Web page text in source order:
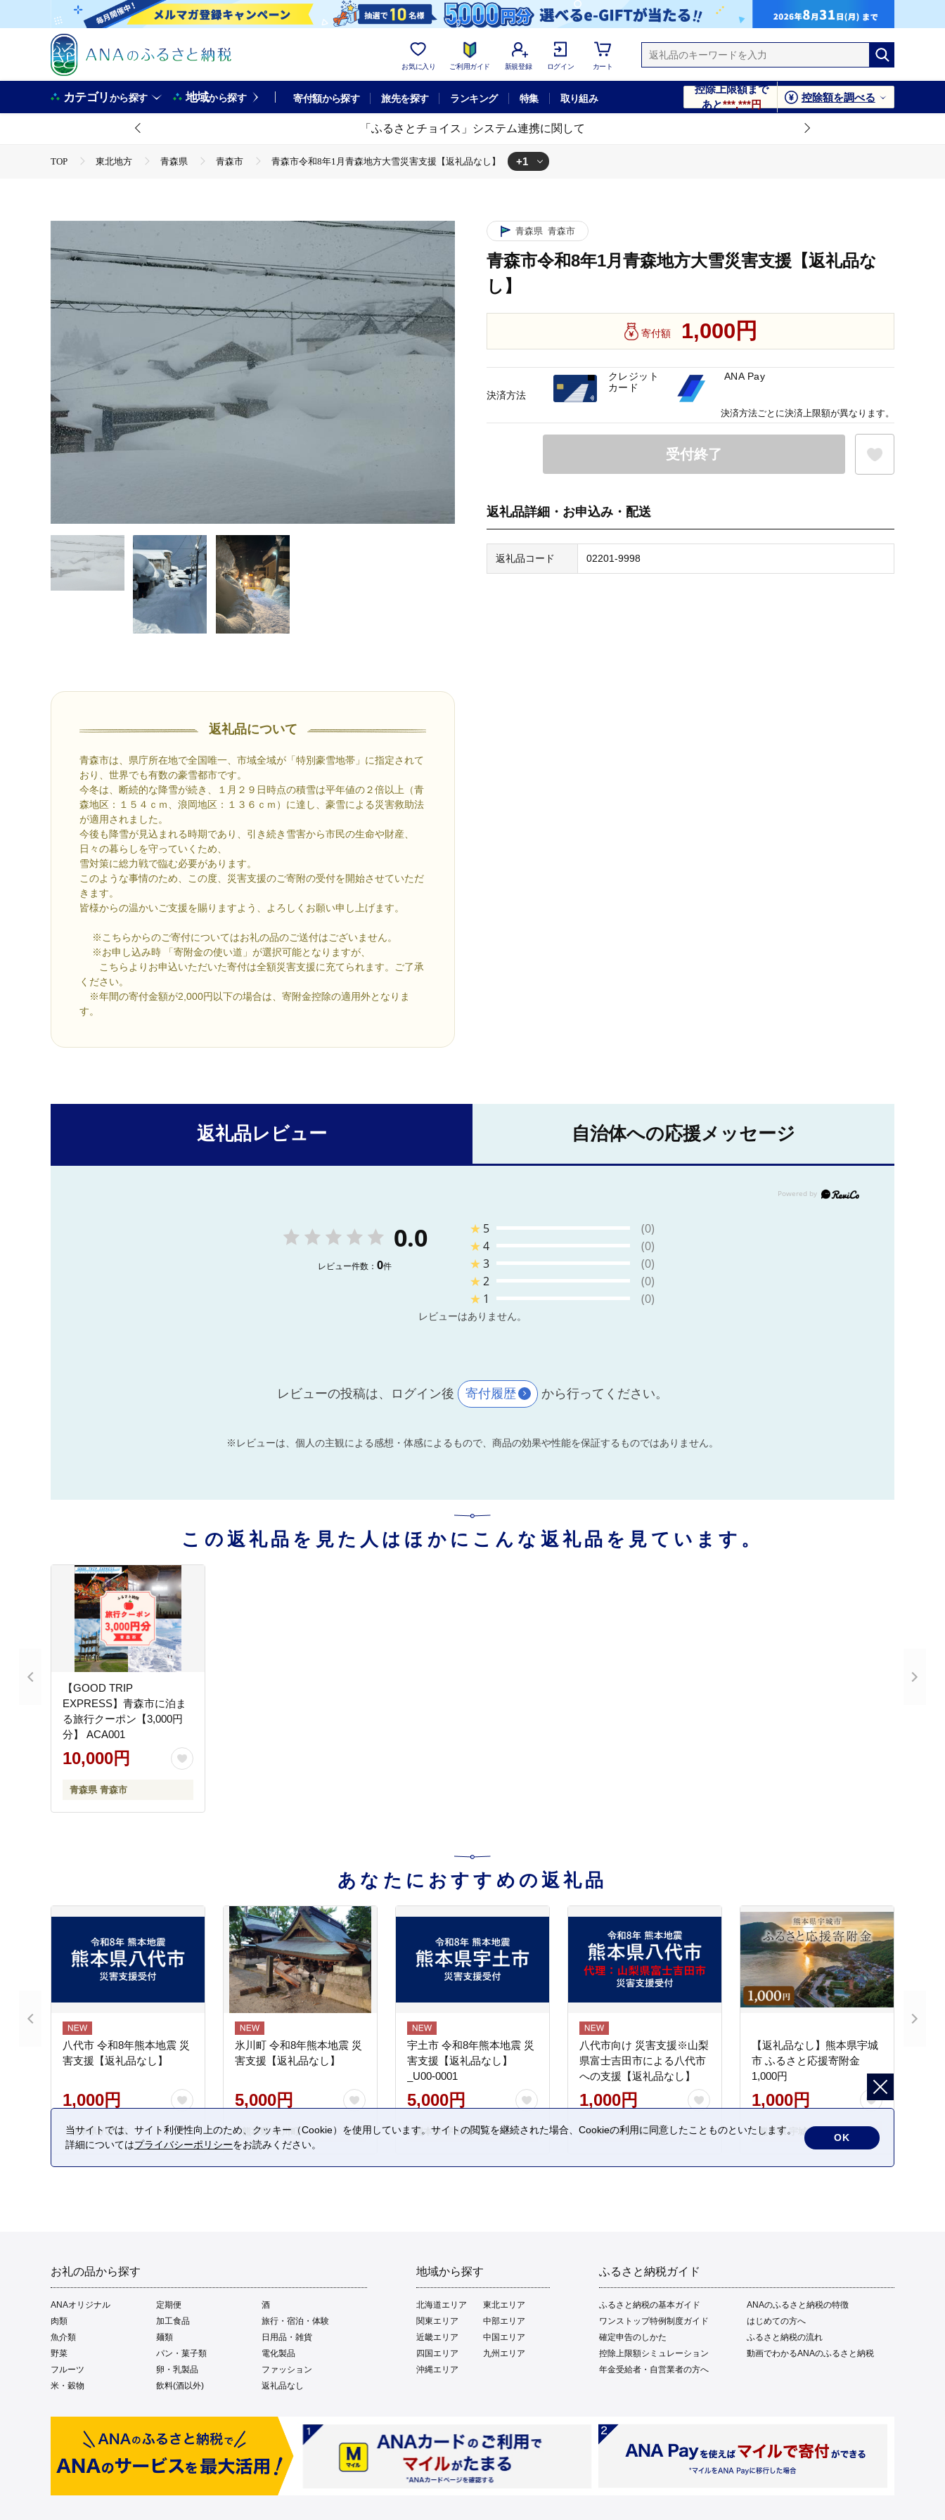
お気に入り ご利用ガイド 新規登録 ログイン カート
カテゴリから探す 地域から探す 寄付額から探す 旅先を探す ランキング 特集 取り組み
控除上限額まで
あと***,***円
控除額を調べる
「ふるさとチョイス」システム連携に関して
TOP 東北地方 青森県 青森市 青森市令和8年1月青森地方大雪災害支援【返礼品なし】 +1
返礼品について
青森市は、県庁所在地で全国唯一、市域全域が「特別豪雪地帯」に指定されて
おり、世界でも有数の豪雪都市です。
今冬は、断続的な降雪が続き、１月２９日時点の積雪は平年値の２倍以上（青
森地区：１５４ｃｍ、浪岡地区：１３６ｃｍ）に達し、豪雪による災害救助法
が適用されました。
今後も降雪が見込まれる時期であり、引き続き雪害から市民の生命や財産、
日々の暮らしを守っていくため、
雪対策に総力戦で臨む必要があります。
このような事情のため、この度、災害支援のご寄附の受付を開始させていただ
きます。
皆様からの温かいご支援を賜りますよう、よろしくお願い申し上げます。
※こちらからのご寄付についてはお礼の品のご送付はございません。
※お申し込み時 「寄附金の使い道」が選択可能となりますが、
こちらよりお申込いただいた寄付は全額災害支援に充てられます。ご了承
ください。
※年間の寄付金額が2,000円以下の場合は、寄附金控除の適用外となりま
す。
青森県 青森市
青森市令和8年1月青森地方大雪災害支援【返礼品な
し】
寄付額 1,000円
受付終了
返礼品詳細・お申込み・配送
返礼品コード 02201-9998
決済方法
クレジット
カード
ANA Pay
決済方法ごとに決済上限額が異なります。
返礼品レビュー 自治体への応援メッセージ
0.0
レビュー件数： 0件
★ 5
(0)
★4
(0)
★3
(0)
★2
(0)
★ 1 (0)
レビューはありません。
レビューの投稿は、ログイン後 寄付履歴 から行ってください。
※レビューは、個人の主観による感想・体感によるもので、商品の効果や性能を保証するものではありません。
この返礼品を見た人はほかにこんな返礼品を見ています。
【GOOD TRIP
EXPRESS】青森市に泊ま
る旅行クーポン【3,000円
分】 ACA001
10,000円
青森県 青森市
あなたにおすすめの返礼品
八代市 令和8年熊本地震 災
害支援【返礼品なし】
1,000円
熊本県 八代市
氷川町 令和8年熊本地震 災
害支援【返礼品なし】
5,000円
熊本県 氷川町
宇土市 令和8年熊本地震 災
害支援【返礼品なし】
_U00-0001
5,000円
熊本県 宇土市
八代市向け 災害支援※山梨
県富士吉田市による八代市
への支援【返礼品なし】
1,000円
山梨県 富士吉田市
【返礼品なし】熊本県宇城
市 ふるさと応援寄附金
1,000円
1,000円
熊本県 宇城市
お礼の品から探す
ANAオリジナル 定期便
酒
肉類
加工食品
旅行・宿泊・体験
魚介類
麺類
日用品・雑貨
野菜
パン・菓子類
電化製品
フルーツ
卵・乳製品
ファッション
米・穀物
飲料(酒以外) 返礼品なし
地域から探す
北海道エリア
東北エリア
関東エリア
中部エリア
近畿エリア
中国エリア
四国エリア
九州エリア
沖縄エリア
ふるさと納税ガイド
ふるさと納税の基本ガイド
ANAのふるさと納税の特徴
ワンストップ特例制度ガイド
はじめての方へ
確定申告のしかた
ふるさと納税の流れ
控除上限額シミュレーション
動画でわかるANAのふるさと納税
年金受給者・自営業者の方へ
当サイトでは、サイト利便性向上のため、クッキー（Cookie）を使用しています。サイトの閲覧を継続された場合、Cookieの利用に同意したことものといたします。
詳細についてはプライバシーポリシーをお読みください。
OK